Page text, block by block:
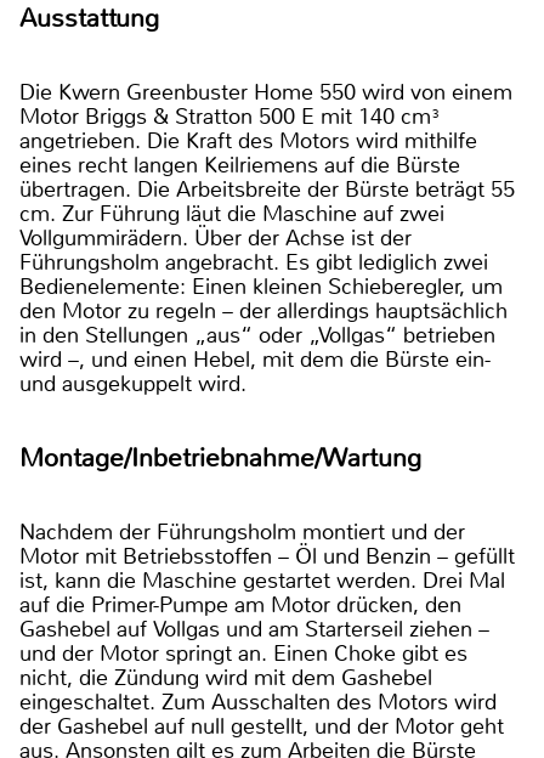
Ausstattung
Die Kwern Greenbuster Home 550 wird von einem
Motor Briggs & Stratton 500 E mit 140 cm³
angetrieben. Die Kraft des Motors wird mithilfe
eines recht langen Keilriemens auf die Bürste
übertragen. Die Arbeitsbreite der Bürste beträgt 55
cm. Zur Führung läut die Maschine auf zwei
Vollgummirädern. Über der Achse ist der
Führungsholm angebracht. Es gibt lediglich zwei
Bedienelemente: Einen kleinen Schieberegler, um
den Motor zu regeln – der allerdings hauptsächlich
in den Stellungen „aus“ oder „Vollgas“ betrieben
wird –, und einen Hebel, mit dem die Bürste ein-
und ausgekuppelt wird.
Montage/Inbetriebnahme/Wartung
Nachdem der Führungsholm montiert und der
Motor mit Betriebsstoffen – Öl und Benzin – gefüllt
ist, kann die Maschine gestartet werden. Drei Mal
auf die Primer-Pumpe am Motor drücken, den
Gashebel auf Vollgas und am Starterseil ziehen –
und der Motor springt an. Einen Choke gibt es
nicht, die Zündung wird mit dem Gashebel
eingeschaltet. Zum Ausschalten des Motors wird
der Gashebel auf null gestellt, und der Motor geht
aus. Ansonsten gilt es zum Arbeiten die Bürste